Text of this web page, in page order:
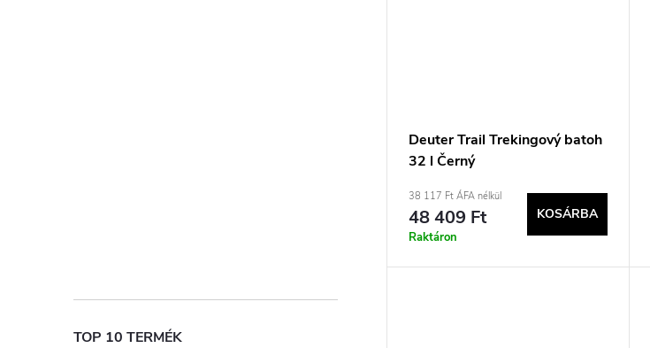
TOP 10 TERMÉK
Deuter Trail Trekingový batoh
32 l Černý
38 117 Ft ÁFA nélkül
48 409 Ft
Raktáron
KOSÁRBA